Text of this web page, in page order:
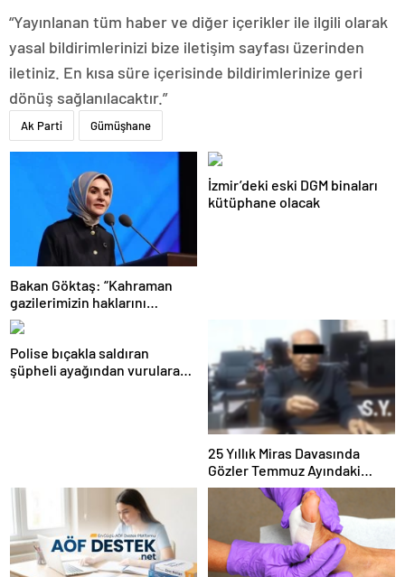
“Yayınlanan tüm haber ve diğer içerikler ile ilgili olarak
yasal bildirimlerinizi bize iletişim sayfası üzerinden
iletiniz. En kısa süre içerisinde bildirimlerinize geri
dönüş sağlanılacaktır.”
Ak Parti Gümüşhane
Bakan Göktaş: “Kahraman
gazilerimizin haklarını
güçlendiren yeni bir dönemin
kapılarını aralıyoruz”
İzmir’deki eski DGM binaları
kütüphane olacak
Polise bıçakla saldıran
şüpheli ayağından vurularak
25 Yıllık Miras Davasında
Gözler Temmuz Ayındaki
Karar Duruşmasına Çevrildi